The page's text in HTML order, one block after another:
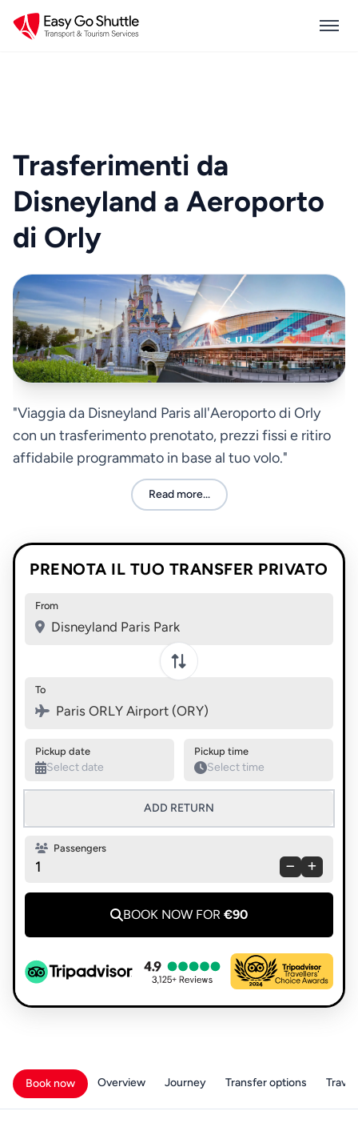
Trasferimenti da
Disneyland a Aeroporto
di Orly
"Viaggia da Disneyland Paris all'Aeroporto di Orly
con un trasferimento prenotato, prezzi fissi e ritiro
affidabile programmato in base al tuo volo."
Read more...
PRENOTA IL TUO TRANSFER PRIVATO
From
Disneyland Paris Park
Swap pickup and destination
To
Paris ORLY Airport (ORY)
Pickup date Pickup time
ADD RETURN
Passengers
1
BOOK NOW FOR €90
Book now Overview Journey Transfer options